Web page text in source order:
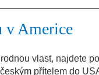
v Americe
vlast, najdete
přítelem do